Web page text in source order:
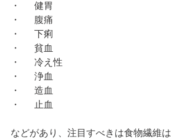
・	健胃
・	腹痛
・	下痢
・	貧血
・	冷え性
・	浄血
・	造血
・	止血
などがあり、注目すべきは食物繊維は